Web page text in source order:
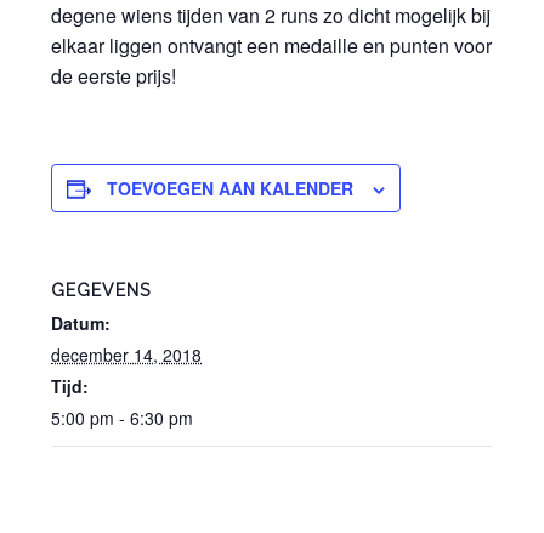
degene wiens tijden van 2 runs zo dicht mogelijk bij
elkaar liggen ontvangt een medaille en punten voor
de eerste prijs!
TOEVOEGEN AAN KALENDER
GEGEVENS
Datum:
december 14, 2018
Tijd:
5:00 pm - 6:30 pm